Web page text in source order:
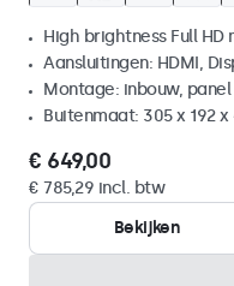
High brightness Full
Aansluitingen: HDMI,
Montage: inbouw,
Buitenmaat: 305 x 192 x
€ 649,00
€ 785,29 incl. btw
Bekijken